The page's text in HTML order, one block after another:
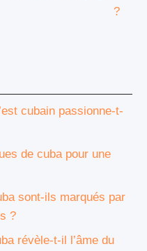
?
cubain passionne-t-
de cuba pour une
sont-ils marqués par
?
révèle-t-il l’âme du